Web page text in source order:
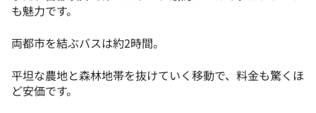
も魅力です。
両都市を結ぶバスは約2時間。
平坦な農地と森林地帯を抜けていく移動で、料金も驚くほ
ど安価です。